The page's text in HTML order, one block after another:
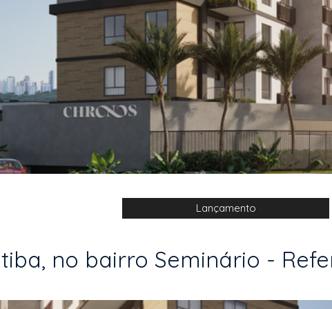
Lançamento
no bairro Seminário -